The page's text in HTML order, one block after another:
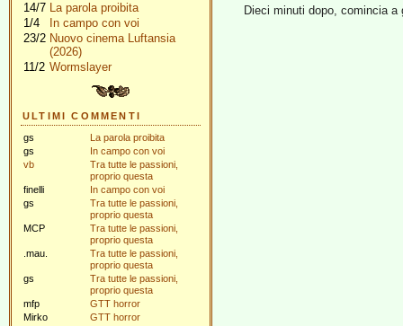
14/7 La parola proibita
1/4
In campo con voi
23/2 Nuovo cinema Luftansia
(2026)
11/2 Wormslayer
ULTIMI COMMENTI
gs
La parola proibita
gs
In campo con voi
vb
Tra tutte le passioni,
proprio questa
finelli
In campo con voi
gs
Tra tutte le passioni,
proprio questa
MCP
Tra tutte le passioni,
proprio questa
.mau.
Tra tutte le passioni,
proprio questa
gs
Tra tutte le passioni,
proprio questa
mfp
GTT horror
Mirko
GTT horror
Dieci minuti dopo, comincia a